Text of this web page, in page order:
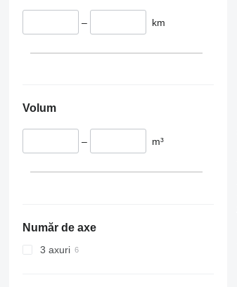
– km
Volum
– m³
Număr de axe
3 axuri